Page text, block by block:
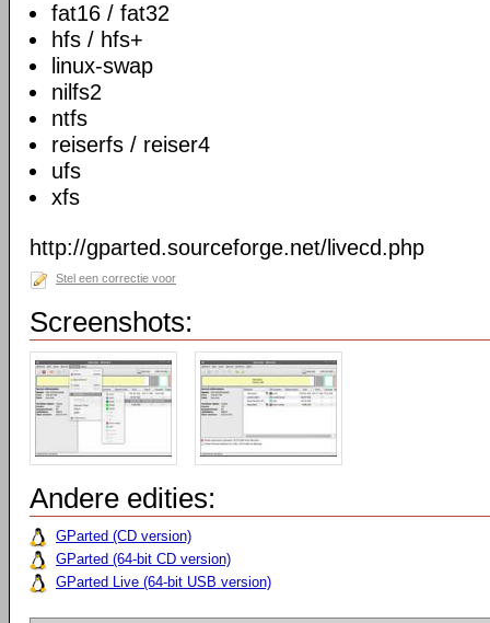
fat16 / fat32
hfs / hfs+
linux-swap
nilfs2
ntfs
reiserfs / reiser4
ufs
xfs
http://gparted.sourceforge.net/livecd.php
Stel een correctie voor
Screenshots:
Andere edities:
GParted (CD version)
GParted (64-bit CD version)
GParted Live (64-bit USB version)